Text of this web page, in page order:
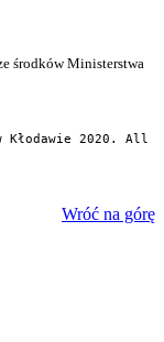
środków Ministerstwa
Kłodawie 2020. All
Wróć na górę